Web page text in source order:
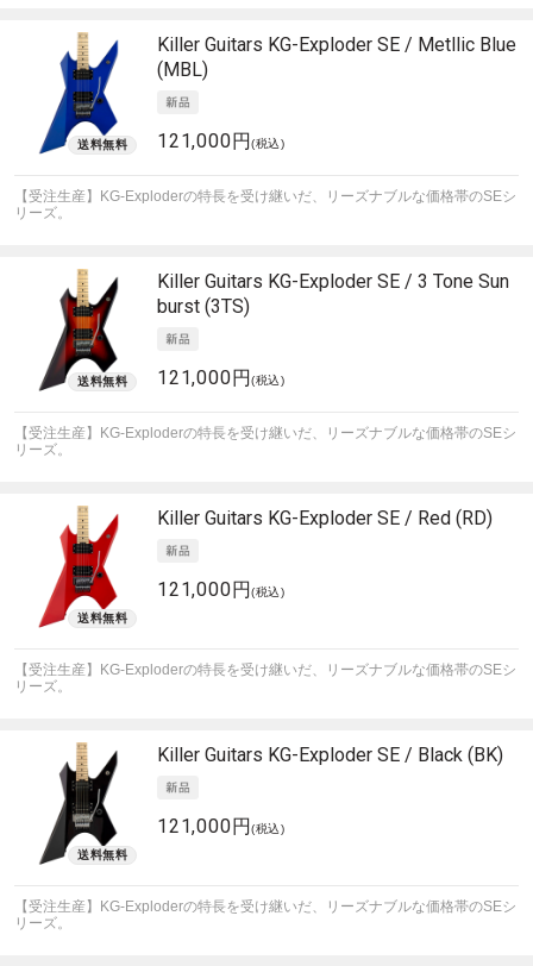
Killer Guitars KG-Exploder SE / Metllic Blue
(MBL)
121,000円(税込)
【受注生産】KG-Exploderの特長を受け継いだ、リーズナブルな価格帯のSEシ
リーズ。
Killer Guitars KG-Exploder SE / 3 Tone Sun
burst (3TS)
121,000円(税込)
【受注生産】KG-Exploderの特長を受け継いだ、リーズナブルな価格帯のSEシ
リーズ。
Killer Guitars KG-Exploder SE / Red (RD)
121,000円(税込)
【受注生産】KG-Exploderの特長を受け継いだ、リーズナブルな価格帯のSEシ
リーズ。
Killer Guitars KG-Exploder SE / Black (BK)
121,000円(税込)
【受注生産】KG-Exploderの特長を受け継いだ、リーズナブルな価格帯のSEシ
リーズ。